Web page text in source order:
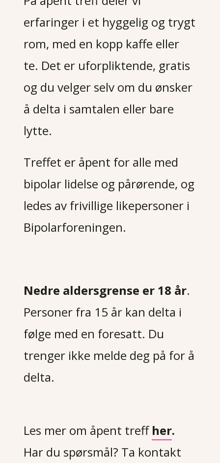
erfaringer i et hyggelig og trygt
rom, med en kopp kaffe eller
te. Det er uforpliktende, gratis
og du velger selv om du ønsker
å delta i samtalen eller bare
lytte.
Treffet er åpent for alle med
bipolar lidelse og pårørende, og
ledes av frivillige likepersoner i
Bipolarforeningen.
Nedre aldersgrense er 18 år.
Personer fra 15 år kan delta i
følge med en foresatt. Du
trenger ikke melde deg på for å
delta.
Les mer om åpent treff her.
Har du spørsmål? Ta kontakt